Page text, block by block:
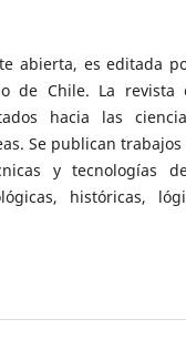
abierta, es editada
de Chile. La revista
hacia las
Se publican
y tecnologías
históricas,